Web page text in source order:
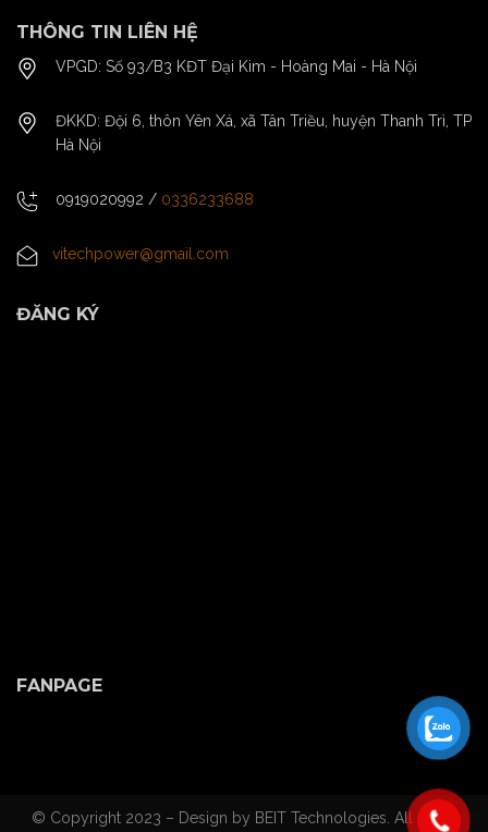
THÔNG TIN LIÊN HỆ
VPGD: Số 93/B3 KĐT Đại Kim - Hoàng Mai - Hà Nội
ĐKKD: Đội 6, thôn Yên Xá, xã Tân Triều, huyện Thanh Trì, TP
Hà Nội
0919020992 / 0336233688
vitechpower@gmail.com
ĐĂNG KÝ
FANPAGE
© Copyright 2023 – Design by BEIT Technologies. All rights